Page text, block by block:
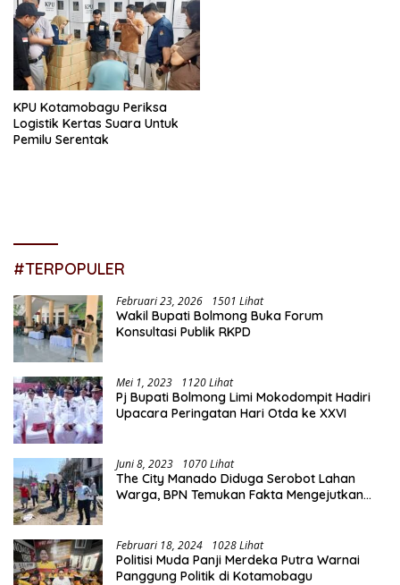
KPU Kotamobagu Periksa
Logistik Kertas Suara Untuk
Pemilu Serentak
#TERPOPULER
Februari 23, 2026 1501 Lihat
Wakil Bupati Bolmong Buka Forum
Konsultasi Publik RKPD
Mei 1, 2023 1120 Lihat
Pj Bupati Bolmong Limi Mokodompit Hadiri
Upacara Peringatan Hari Otda ke XXVI
Juni 8, 2023 1070 Lihat
The City Manado Diduga Serobot Lahan
Warga, BPN Temukan Fakta Mengejutkan
Februari 18, 2024 1028 Lihat
Politisi Muda Panji Merdeka Putra Warnai
Panggung Politik di Kotamobagu